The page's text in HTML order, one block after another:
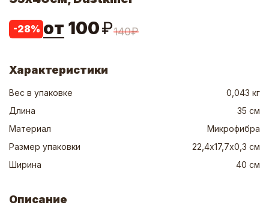
-28% от 100₽140₽
Характеристики
Вес в упаковке
0,043 кг
Длина
35 см
Материал
Микрофибра
Размер упаковки
22,4х17,7х0,3 см
Ширина
40 см
Описание